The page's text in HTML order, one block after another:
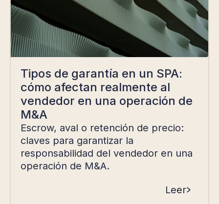
Tipos de garantía en un SPA:
cómo afectan realmente al
vendedor en una operación de
M&A
Escrow, aval o retención de precio:
claves para garantizar la
responsabilidad del vendedor en una
operación de M&A.
Leer